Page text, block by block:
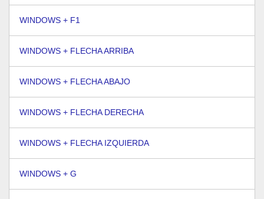
WINDOWS + F1
WINDOWS + FLECHA ARRIBA
WINDOWS + FLECHA ABAJO
WINDOWS + FLECHA DERECHA
WINDOWS + FLECHA IZQUIERDA
WINDOWS + G